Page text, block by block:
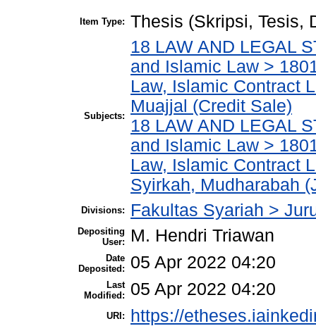
Item Type: Thesis (Skripsi, Tesis,
Subjects:
18 LAW AND LEGAL
and Islamic Law >
Law, Islamic Contract
Muajjal (Credit Sale)
18 LAW AND LEGAL
and Islamic Law >
Law, Islamic Contract
Syirkah, Mudharabah
Divisions: Fakultas Syariah >
Depositing
User:
M. Hendri Triawan
Date
Deposited:
05 Apr 2022 04:20
Last
Modified:
05 Apr 2022 04:20
URI: https://